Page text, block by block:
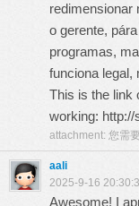
redimensionar
o gerente,
programas,
funciona legal,
This is the link
working: http://
attachment: 您需要
aali
2025-9-16
Awesome! I